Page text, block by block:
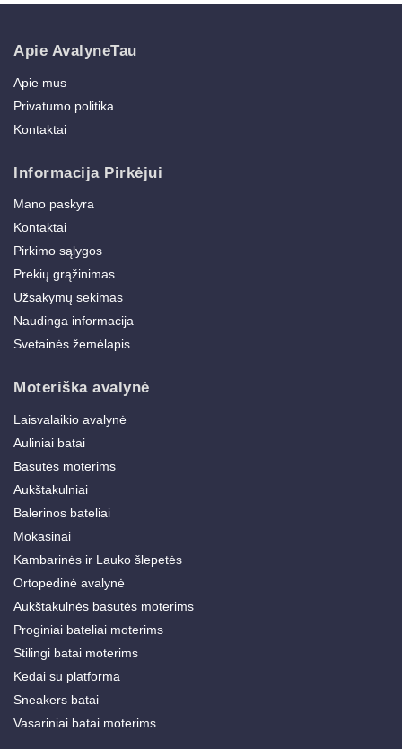
Apie AvalyneTau
Apie mus
Privatumo politika
Kontaktai
Informacija Pirkėjui
Mano paskyra
Kontaktai
Pirkimo sąlygos
Prekių grąžinimas
Užsakymų sekimas
Naudinga informacija
Svetainės žemėlapis
Moteriška avalynė
Laisvalaikio avalynė
Auliniai batai
Basutės moterims
Aukštakulniai
Balerinos bateliai
Mokasinai
Kambarinės ir Lauko šlepetės
Ortopedinė avalynė
Aukštakulnės basutės moterims
Proginiai bateliai moterims
Stilingi batai moterims
Kedai su platforma
Sneakers batai
Vasariniai batai moterims